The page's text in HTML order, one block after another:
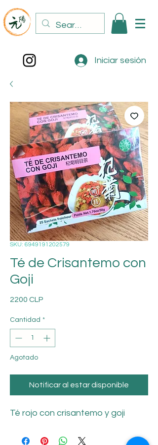
Iniciar sesión
SKU: 6949191202579
Té de Crisantemo con
Goji
2200 CLP
Cantidad *
Agotado
Notificar al estar disponible
Té rojo con crisantemo y goji